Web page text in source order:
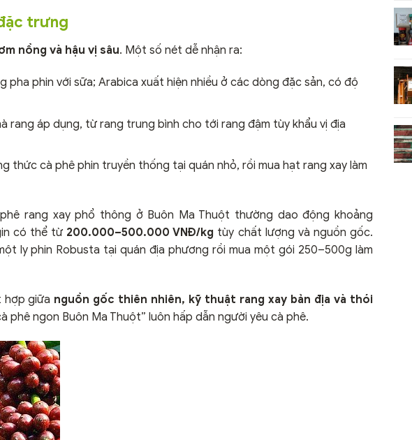
trưng
nồng và hậu vị sâu. Một số nét dễ nhận ra:
phin với sữa; Arabica xuất hiện nhiều ở các dòng đặc sản, có độ
rang áp dụng, từ rang trung bình cho tới rang đậm tùy khẩu vị địa
thức cà phê phin truyền thống tại quán nhỏ, rồi mua hạt rang xay làm
rang xay phổ thông ở Buôn Ma Thuột thường dao động khoảng
có thể từ 200.000–500.000 VNĐ/kg tùy chất lượng và nguồn gốc.
ly phin Robusta tại quán địa phương rồi mua một gói 250–500g làm
hợp giữa nguồn gốc thiên nhiên, kỹ thuật rang xay bản địa và thói
phê ngon Buôn Ma Thuột” luôn hấp dẫn người yêu cà phê.